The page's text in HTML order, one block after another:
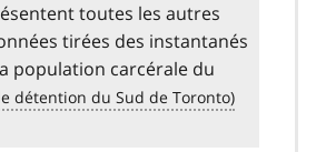
toutes les autres
tirées des instantanés
population carcérale du